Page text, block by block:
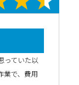
っていた以
業で、費用